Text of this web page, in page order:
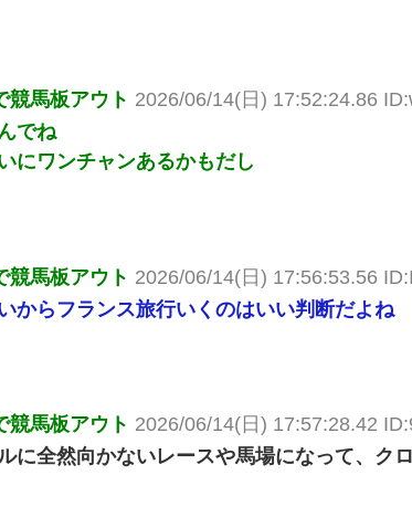
競馬板アウト 2026/06/14(日) 17:52:24.86
でね
にワンチャンあるかもだし
競馬板アウト 2026/06/14(日) 17:56:53.56
からフランス旅行いくのはいい判断だよね
競馬板アウト 2026/06/14(日) 17:57:28.42
に全然向かないレースや馬場になって、ク